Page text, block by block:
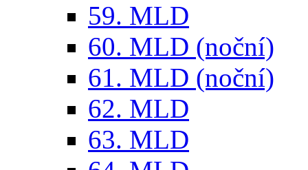
59. MLD
60. MLD (noční)
61. MLD (noční)
62. MLD
63. MLD